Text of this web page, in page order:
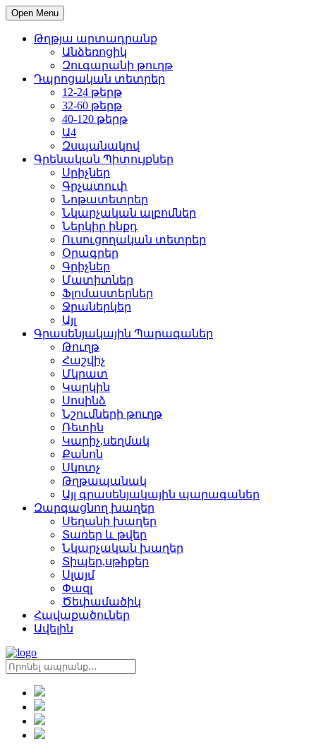
Open Menu
Թղթյա արտադրանք
Անձեռոցիկ
Զուգարանի թուղթ
Դպրոցական տետրեր
12-24 թերթ
32-60 թերթ
40-120 թերթ
Ա4
Զսպանակով
Գրենական Պիտույքներ
Սրիչներ
Գրչատուփ
Նոթատետրեր
Նկարչական ալբոմներ
Ներկիր ինքդ
Ուսուցողական տետրեր
Օրագրեր
Գրիչներ
Մատիտներ
Ֆլոմաստերներ
Ջրաներկեր
Այլ
Գրասենյակային Պարագաներ
Թուղթ
Հաշվիչ
Մկրատ
Կարկին
Սոսինձ
Նշումների թուղթ
Ռետին
Կարիչ,սեղմակ
Քանոն
Սկոտչ
Թղթապանակ
Այլ գրասենյակային պարագաներ
Զարգացնող խաղեր
Սեղանի խաղեր
Տառեր և թվեր
Նկարչական խաղեր
Տիպեր,սթիքեր
Սլայմ
Փազլ
Ծեփամածիկ
Հավաքածուներ
Ավելին